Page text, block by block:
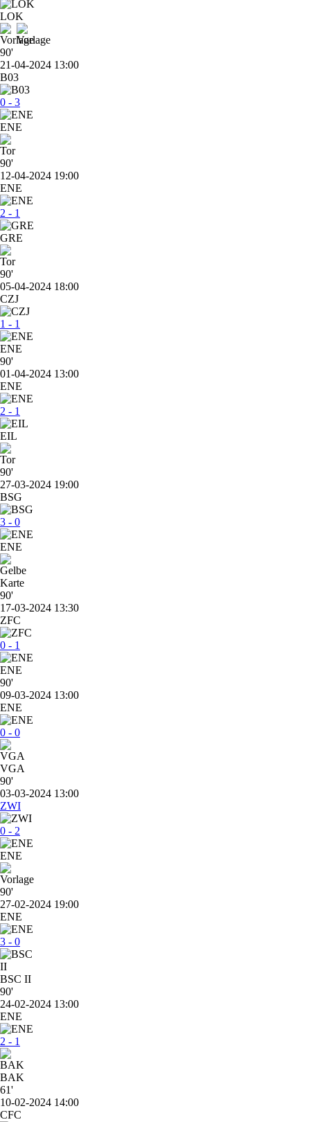
LOK
90'
21-04-2024 13:00
B03
0 - 3
ENE
90'
12-04-2024 19:00
ENE
2 - 1
GRE
90'
05-04-2024 18:00
CZJ
1 - 1
ENE
90'
01-04-2024 13:00
ENE
2 - 1
EIL
90'
27-03-2024 19:00
BSG
3 - 0
ENE
90'
17-03-2024 13:30
ZFC
0 - 1
ENE
90'
09-03-2024 13:00
ENE
0 - 0
VGA
90'
03-03-2024 13:00
ZWI
0 - 2
ENE
90'
27-02-2024 19:00
ENE
3 - 0
BSC II
90'
24-02-2024 13:00
ENE
2 - 1
BAK
61'
10-02-2024 14:00
CFC